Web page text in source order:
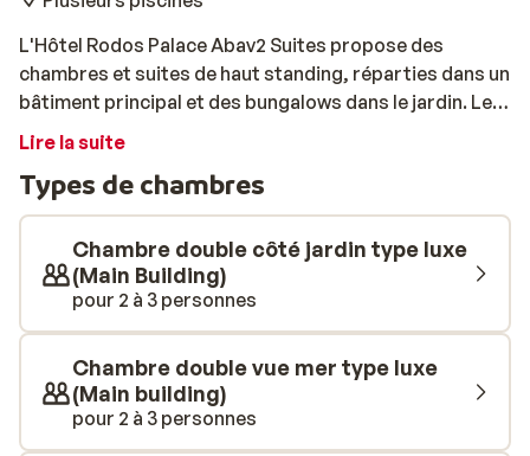
L'Hôtel Rodos Palace Abav2 Suites propose des
chambres et suites de haut standing, réparties dans un
bâtiment principal et des bungalows dans le jardin. Les
chambres offrent aux vacanciers confort moderne et
tons doux qui créent une atmosphère à la fois élégante
et relaxante. Mais il est également possible d'opter
pour une chambre standard. Cet hôtel vous permettra
assurément de passer des vacances inoubliables sur
l'île de Rhodes. Ses nombreux équipements et sa
situation géographique juste en bord de mer lui valent
d'être classé dans la catégorie officielle "5 étoiles".
L'hospitalité et le sens du service sont ici de mise, le
personnel ayant à cœur que chaque client accède à la
détente. L'hôtel dispose de plusieurs piscines
Lire la suite
Types de chambres
Chambre double côté jardin type luxe
(Main Building)
pour 2 à 3 personnes
Chambre double vue mer type luxe
(Main building)
pour 2 à 3 personnes